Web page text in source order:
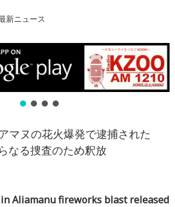
新ニュース
マヌの花火爆発で逮捕された
なる捜査のため釈放
Aliamanu fireworks blast released